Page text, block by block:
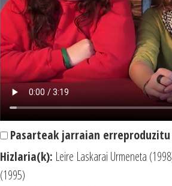
Pasarteak jarraian erreproduzitu
Hizlaria(k): Leire Laskarai Urmeneta
(1995)